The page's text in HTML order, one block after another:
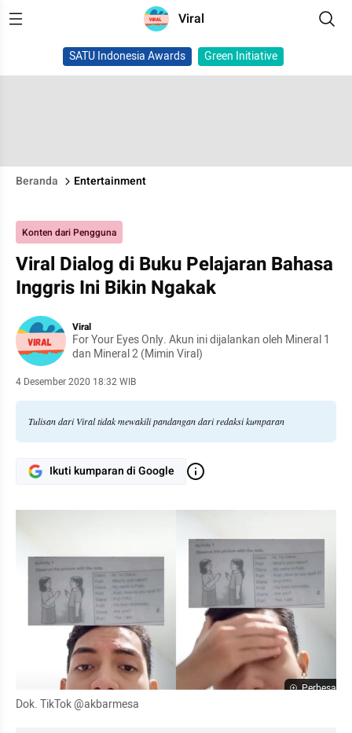
Viral
SATU Indonesia Awards Green Initiative
Beranda Entertainment
Konten dari Pengguna
Viral Dialog di Buku Pelajaran Bahasa
Inggris Ini Bikin Ngakak
Viral
For Your Eyes Only. Akun ini dijalankan oleh Mineral 1
dan Mineral 2 (Mimin Viral)
4 Desember 2020 18:32 WIB
Tulisan dari Viral tidak mewakili pandangan dari redaksi kumparan
Ikuti kumparan di Google
Perbesar
Dok. TikTok @akbarmesa